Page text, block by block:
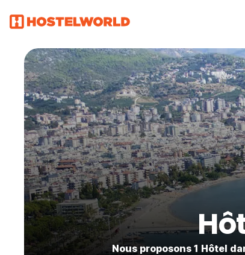
Nous proposons 1 Hôtel